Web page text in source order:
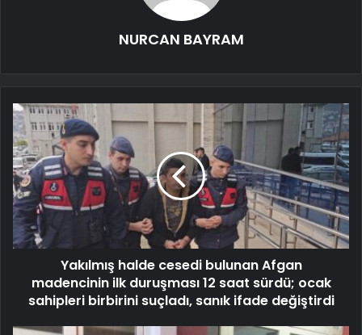
NURCAN BAYRAM
Yakılmış halde cesedi bulunan Afgan
madencinin ilk duruşması 12 saat sürdü; ocak
sahipleri birbirini suçladı, sanık ifade değiştirdi